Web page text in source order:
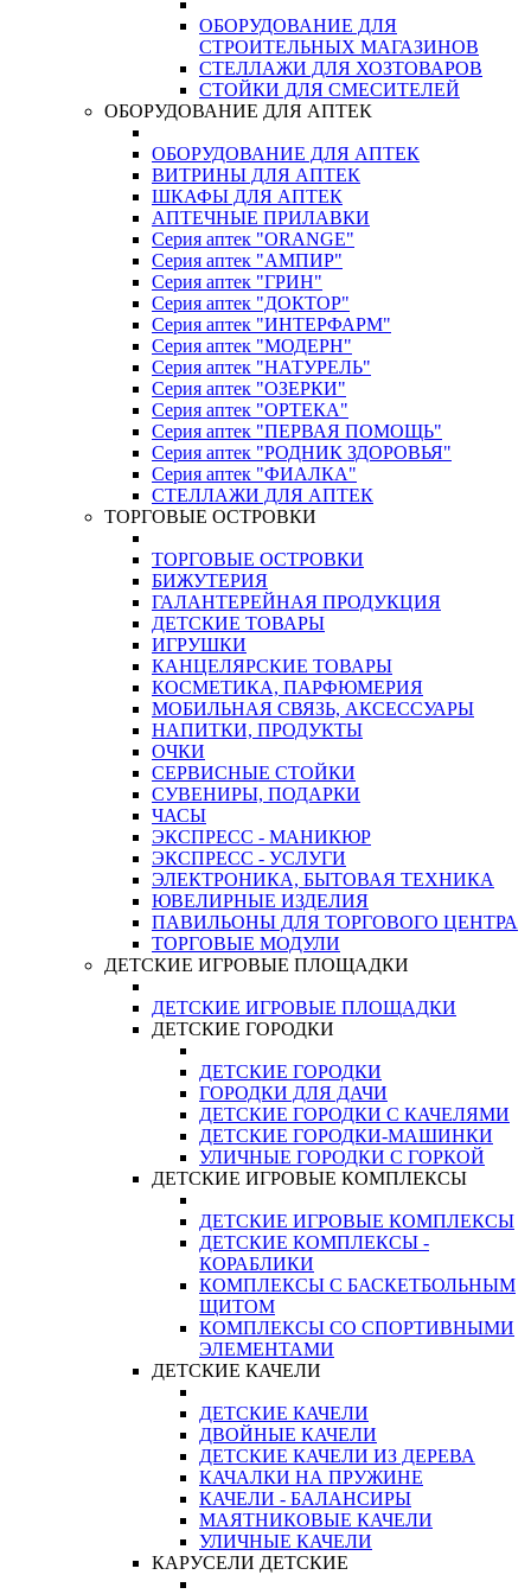
ОБОРУДОВАНИЕ ДЛЯ
СТРОИТЕЛЬНЫХ МАГАЗИНОВ
СТЕЛЛАЖИ ДЛЯ ХОЗТОВАРОВ
СТОЙКИ ДЛЯ СМЕСИТЕЛЕЙ
ОБОРУДОВАНИЕ ДЛЯ АПТЕК
ОБОРУДОВАНИЕ ДЛЯ АПТЕК
ВИТРИНЫ ДЛЯ АПТЕК
ШКАФЫ ДЛЯ АПТЕК
АПТЕЧНЫЕ ПРИЛАВКИ
Серия аптек "ORANGE"
Серия аптек "АМПИР"
Серия аптек "ГРИН"
Серия аптек "ДОКТОР"
Серия аптек "ИНТЕРФАРМ"
Серия аптек "МОДЕРН"
Серия аптек "НАТУРЕЛЬ"
Серия аптек "ОЗЕРКИ"
Серия аптек "ОРТЕКА"
Серия аптек "ПЕРВАЯ ПОМОЩЬ"
Серия аптек "РОДНИК ЗДОРОВЬЯ"
Серия аптек "ФИАЛКА"
СТЕЛЛАЖИ ДЛЯ АПТЕК
ТОРГОВЫЕ ОСТРОВКИ
ТОРГОВЫЕ ОСТРОВКИ
БИЖУТЕРИЯ
ГАЛАНТЕРЕЙНАЯ ПРОДУКЦИЯ
ДЕТСКИЕ ТОВАРЫ
ИГРУШКИ
КАНЦЕЛЯРСКИЕ ТОВАРЫ
КОСМЕТИКА, ПАРФЮМЕРИЯ
МОБИЛЬНАЯ СВЯЗЬ, АКСЕССУАРЫ
НАПИТКИ, ПРОДУКТЫ
ОЧКИ
СЕРВИСНЫЕ СТОЙКИ
СУВЕНИРЫ, ПОДАРКИ
ЧАСЫ
ЭКСПРЕСС - МАНИКЮР
ЭКСПРЕСС - УСЛУГИ
ЭЛЕКТРОНИКА, БЫТОВАЯ ТЕХНИКА
ЮВЕЛИРНЫЕ ИЗДЕЛИЯ
ПАВИЛЬОНЫ ДЛЯ ТОРГОВОГО ЦЕНТРА
ТОРГОВЫЕ МОДУЛИ
ДЕТСКИЕ ИГРОВЫЕ ПЛОЩАДКИ
ДЕТСКИЕ ИГРОВЫЕ ПЛОЩАДКИ
ДЕТСКИЕ ГОРОДКИ
ДЕТСКИЕ ГОРОДКИ
ГОРОДКИ ДЛЯ ДАЧИ
ДЕТСКИЕ ГОРОДКИ С КАЧЕЛЯМИ
ДЕТСКИЕ ГОРОДКИ-МАШИНКИ
УЛИЧНЫЕ ГОРОДКИ С ГОРКОЙ
ДЕТСКИЕ ИГРОВЫЕ КОМПЛЕКСЫ
ДЕТСКИЕ ИГРОВЫЕ КОМПЛЕКСЫ
ДЕТСКИЕ КОМПЛЕКСЫ -
КОРАБЛИКИ
КОМПЛЕКСЫ С БАСКЕТБОЛЬНЫМ
ЩИТОМ
КОМПЛЕКСЫ СО СПОРТИВНЫМИ
ЭЛЕМЕНТАМИ
ДЕТСКИЕ КАЧЕЛИ
ДЕТСКИЕ КАЧЕЛИ
ДВОЙНЫЕ КАЧЕЛИ
ДЕТСКИЕ КАЧЕЛИ ИЗ ДЕРЕВА
КАЧАЛКИ НА ПРУЖИНЕ
КАЧЕЛИ - БАЛАНСИРЫ
МАЯТНИКОВЫЕ КАЧЕЛИ
УЛИЧНЫЕ КАЧЕЛИ
КАРУСЕЛИ ДЕТСКИЕ